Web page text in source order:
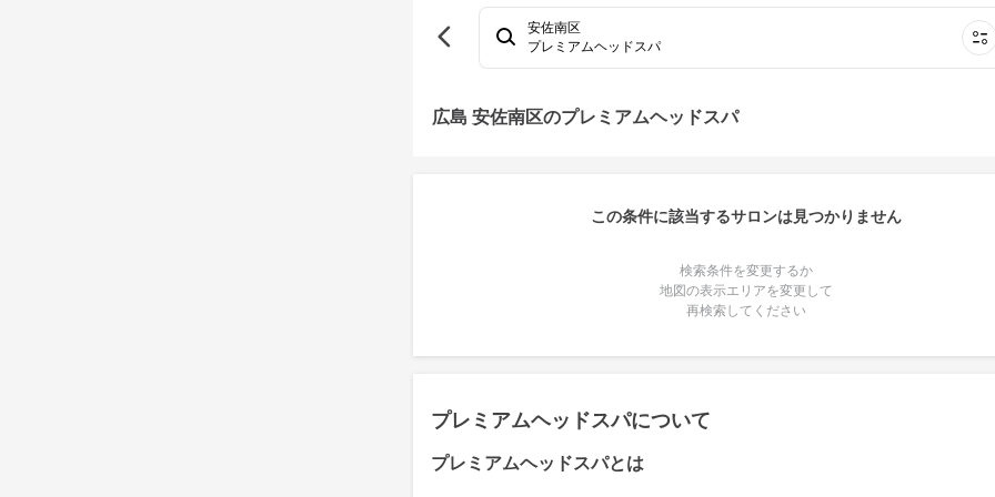
安佐南区
プレミアムヘッドスパ
広島 安佐南区のプレミアムヘッドスパ
この条件に該当するサロンは見つかりません
検索条件を変更するか
地図の表示エリアを変更して
再検索してください
プレミアムヘッドスパについて
プレミアムヘッドスパとは